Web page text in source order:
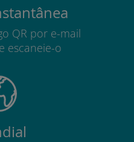
QR por e-mail
escaneie-o